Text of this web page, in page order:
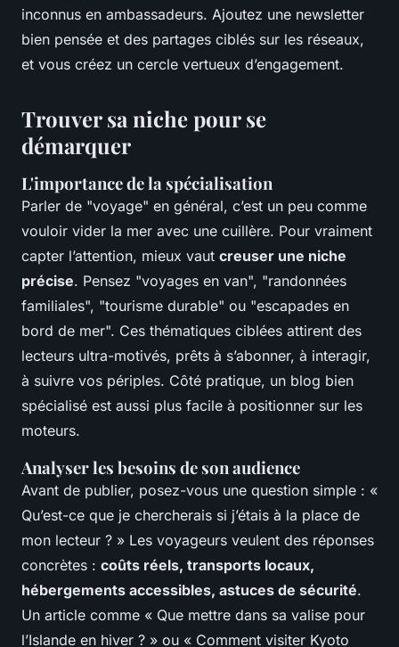
inconnus en ambassadeurs. Ajoutez une newsletter
bien pensée et des partages ciblés sur les réseaux,
et vous créez un cercle vertueux d’engagement.
Trouver sa niche pour se
démarquer
L'importance de la spécialisation
Parler de "voyage" en général, c’est un peu comme
vouloir vider la mer avec une cuillère. Pour vraiment
capter l’attention, mieux vaut creuser une niche
précise. Pensez "voyages en van", "randonnées
familiales", "tourisme durable" ou "escapades en
bord de mer". Ces thématiques ciblées attirent des
lecteurs ultra-motivés, prêts à s’abonner, à interagir,
à suivre vos périples. Côté pratique, un blog bien
spécialisé est aussi plus facile à positionner sur les
moteurs.
Analyser les besoins de son audience
Avant de publier, posez-vous une question simple : «
Qu’est-ce que je chercherais si j’étais à la place de
mon lecteur ? » Les voyageurs veulent des réponses
concrètes : coûts réels, transports locaux,
hébergements accessibles, astuces de sécurité.
Un article comme « Que mettre dans sa valise pour
l’Islande en hiver ? » ou « Comment visiter Kyoto